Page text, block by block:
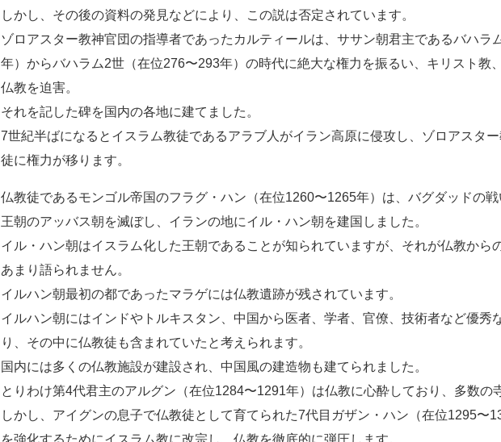
しかし、その後の資料の発見などにより、この説は否定されています。
ゾロアスター教神官団の指導者であったカルティールは、ササン朝君主であるバハラ
年）からバハラム2世（在位276〜293年）の時代に絶大な権力を振るい、キリスト教
仏教を迫害。
それを記した碑を国内の各地に建てました。
7世紀半ばになるとイスラム教徒であるアラブ人がイラン高原に侵攻し、ゾロアスタ
徒に権力が移ります。
仏教徒であるモンゴル帝国のフラグ・ハン（在位1260〜1265年）は、バグダッドの
王朝のアッバス朝を滅ぼし、イランの地にイル・ハン朝を建国しました。
イル・ハン朝はイスラム化した王朝であることが知られていますが、それが仏教から
あまり語られません。
イルハン朝最初の都であったマラゲには仏教遺跡が残されています。
イルハン朝にはインドやトルキスタン、中国から医者、学者、官僚、技術者など優秀
り、その中に仏教徒も含まれていたと考えられます。
国内には多くの仏教施設が建設され、中国風の建造物も建てられました。
とりわけ第4代君主のアルグン（在位1284〜1291年）は仏教に心酔しており、多数の
しかし、アイグンの息子で仏教徒として育てられた7代目ガザン・ハン（在位1295〜